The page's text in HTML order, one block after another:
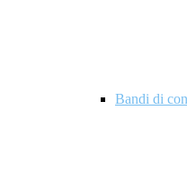
Bandi di